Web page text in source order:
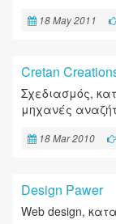
18 May 2011
Cretan
Σχεδιασμός,
μηχανές
18 Mar 2010
Design Pawer
Web design,